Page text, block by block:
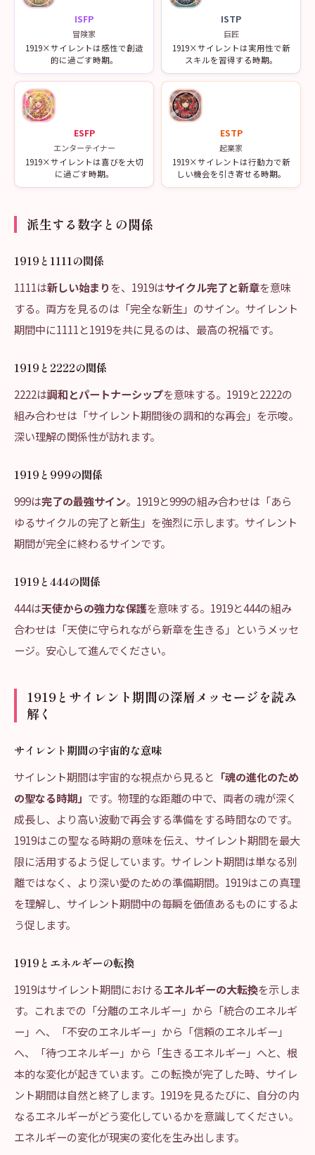
ISFP
冒険家
1919×サイレントは感性で創造
的に過ごす時期。
ISTP
巨匠
1919×サイレントは実用性で新
スキルを習得する時期。
ESFP
エンターテイナー
1919×サイレントは喜びを大切
に過ごす時期。
ESTP
起業家
1919×サイレントは行動力で新
しい機会を引き寄せる時期。
派生する数字との関係
1919と1111の関係
1111は新しい始まりを、1919はサイクル完了と新章を意味
する。両方を見るのは「完全な新生」のサイン。サイレント
期間中に1111と1919を共に見るのは、最高の祝福です。
1919と2222の関係
2222は調和とパートナーシップを意味する。1919と2222の
組み合わせは「サイレント期間後の調和的な再会」を示唆。
深い理解の関係性が訪れます。
1919と999の関係
999は完了の最強サイン。1919と999の組み合わせは「あら
ゆるサイクルの完了と新生」を強烈に示します。サイレント
期間が完全に終わるサインです。
1919と444の関係
444は天使からの強力な保護を意味する。1919と444の組み
合わせは「天使に守られながら新章を生きる」というメッセ
ージ。安心して進んでください。
1919とサイレント期間の深層メッセージを読み
解く
サイレント期間の宇宙的な意味
サイレント期間は宇宙的な視点から見ると 「魂の進化のため
の聖なる時期」 です。物理的な距離の中で、両者の魂が深く
成長し、より高い波動で再会する準備をする時間なのです。
1919はこの聖なる時期の意味を伝え、サイレント期間を最大
限に活用するよう促しています。サイレント期間は単なる別
離ではなく、より深い愛のための準備期間。1919はこの真理
を理解し、サイレント期間中の毎瞬を価値あるものにするよ
う促します。
1919とエネルギーの転換
1919はサイレント期間におけるエネルギーの大転換を示しま
す。これまでの「分離のエネルギー」から「統合のエネルギ
ー」へ、「不安のエネルギー」から「信頼のエネルギー」
へ、「待つエネルギー」から「生きるエネルギー」へと、根
本的な変化が起きています。この転換が完了した時、サイレ
ント期間は自然と終了します。1919を見るたびに、自分の内
なるエネルギーがどう変化しているかを意識してください。
エネルギーの変化が現実の変化を生み出します。